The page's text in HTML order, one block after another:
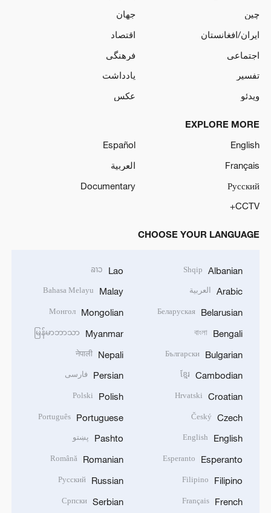
چین
جهان
ایران/افغانستان
اقتصاد
اجتماعی
فرهنگی
تفسیر
یادداشت
ویدئو
عکس
EXPLORE MORE
English
Español
Français
العربية
Русский
Documentary
CCTV+
CHOOSE YOUR LANGUAGE
Albanian
Shqip
Arabic العربية
Belarusian
Беларуская
Bengali
বাংলা
Bulgarian
Български
Cambodian
ខ្មែរ
Croatian
Hrvatski
Czech
Český
English
English
Esperanto
Esperanto
Filipino
Filipino
French
Français
Lao
ລາວ
Malay
Bahasa Melayu
Mongolian
Монгол
Myanmar
မြန်မာဘာသာ
Nepali
नेपाली
Persian فارسی
Polish
Polski
Portuguese
Português
Pashto پښتو
Romanian
Română
Russian
Русский
Serbian
Српски